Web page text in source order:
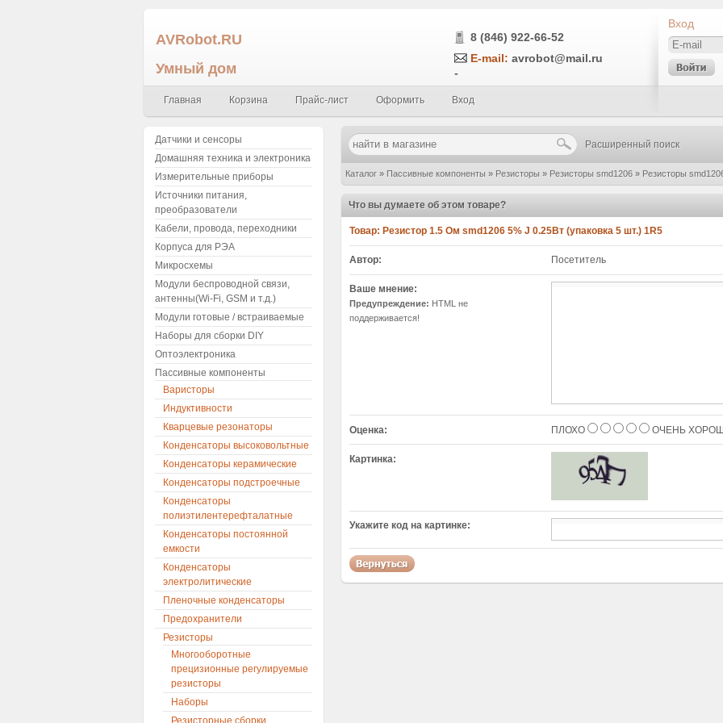
AVRobot.RU
Умный дом
8 (846) 922-66-52
E-mail: avrobot@mail.ru
-
Главная Корзина Прайс-лист Оформить Вход
Вход
Расширенный поиск
Каталог » Пассивные компоненты » Резисторы » Резисторы smd1206 » Резисторы
Что вы думаете об этом товаре?
Товар: Резистор 1.5 Ом smd1206 5% J 0.25Вт (упаковка 5 шт.) 1R5
Автор: Посетитель
Ваше мнение:
Предупреждение: HTML не
поддерживается!
Оценка: ПЛОХО ОЧЕНЬ
Картинка:
Укажите код на картинке:
Датчики и сенсоры
Домашняя техника и электроника
Измерительные приборы
Источники питания,
преобразователи
Кабели, провода, переходники
Корпуса для РЭА
Микросхемы
Модули беспроводной связи,
антенны(Wi-Fi, GSM и т.д.)
Модули готовые / встраиваемые
Наборы для сборки DIY
Оптоэлектроника
Пассивные компоненты
Варисторы
Индуктивности
Кварцевые резонаторы
Конденсаторы высоковольтные
Конденсаторы керамические
Конденсаторы подстроечные
Конденсаторы
полиэтилентерефталатные
Конденсаторы постоянной
емкости
Конденсаторы
электролитические
Пленочные конденсаторы
Предохранители
Резисторы
Многооборотные
прецизионные регулируемые
резисторы
Наборы
Резисторные сборки